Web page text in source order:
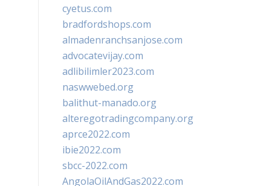
cyetus.com
bradfordshops.com
almadenranchsanjose.com
advocatevijay.com
adlibilimler2023.com
naswwebed.org
balithut-manado.org
alteregotradingcompany.org
aprce2022.com
ibie2022.com
sbcc-2022.com
AngolaOilAndGas2022.com